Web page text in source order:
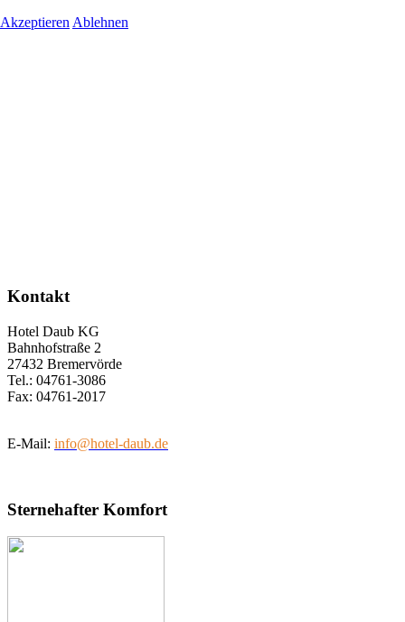
Kontakt
Hotel Daub KG
Bahnhofstraße 2
27432 Bremervörde
Tel.: 04761-3086
Fax: 04761-2017
E-Mail: info@hotel-daub.de
Sternehafter Komfort
Akzeptieren Ablehnen